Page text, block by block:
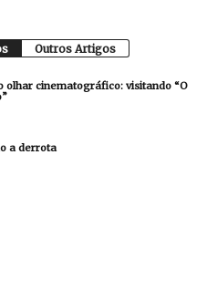
Outros Artigos
olhar cinematográfico: visitando “O
a derrota